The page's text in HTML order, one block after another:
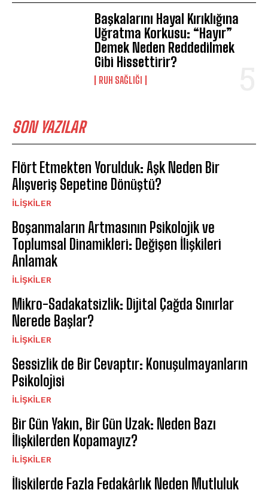
Başkalarını Hayal Kırıklığına
Uğratma Korkusu: “Hayır”
Demek Neden Reddedilmek
Gibi Hissettirir?
⁠RUH SAĞLIĞI
SON YAZILAR
Flört Etmekten Yorulduk: Aşk Neden Bir
Alışveriş Sepetine Dönüştü?
İLIŞKILER
Boşanmaların Artmasının Psikolojik ve
Toplumsal Dinamikleri: Değişen İlişkileri
Anlamak
İLIŞKILER
Mikro-Sadakatsizlik: Dijital Çağda Sınırlar
Nerede Başlar?
İLIŞKILER
Sessizlik de Bir Cevaptır: Konuşulmayanların
Psikolojisi
İLIŞKILER
Bir Gün Yakın, Bir Gün Uzak: Neden Bazı
İlişkilerden Kopamayız?
İLIŞKILER
İlişkilerde Fazla Fedakârlık Neden Mutluluk